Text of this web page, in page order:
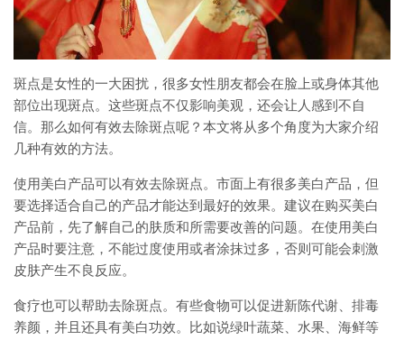
斑点是女性的一大困扰，很多女性朋友都会在脸上或身体其他
部位出现斑点。这些斑点不仅影响美观，还会让人感到不自
信。那么如何有效去除斑点呢？本文将从多个角度为大家介绍
几种有效的方法。
使用美白产品可以有效去除斑点。市面上有很多美白产品，但
要选择适合自己的产品才能达到最好的效果。建议在购买美白
产品前，先了解自己的肤质和所需要改善的问题。在使用美白
产品时要注意，不能过度使用或者涂抹过多，否则可能会刺激
皮肤产生不良反应。
食疗也可以帮助去除斑点。有些食物可以促进新陈代谢、排毒
养颜，并且还具有美白功效。比如说绿叶蔬菜、水果、海鲜等